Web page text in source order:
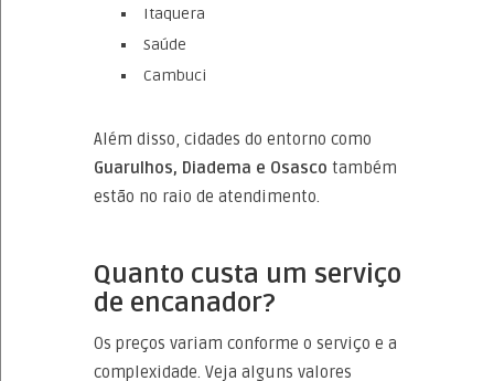
Itaquera
Saúde
Cambuci
Além disso, cidades do entorno como
Guarulhos, Diadema e Osasco também
estão no raio de atendimento.
Quanto custa um serviço
de encanador?
Os preços variam conforme o serviço e a
complexidade. Veja alguns valores